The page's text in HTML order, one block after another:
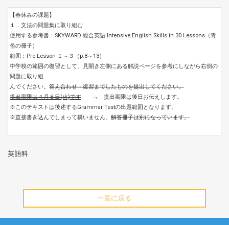
【春休みの課題】
１．文法の問題集に取り組む
使用する参考書：SKYWARD 総合英語 Intensive English Skills in 30 Lessons（青
色の冊子）
範囲：Pre-Lesson １～３（p.8～13）
中学校の範囲の復習として、見開き左側にある解説ページを参考にしながら右側の
問題に取り組
んでください。 答え合わせ・復習までしたものを提出してください。
提出期限は４月８日(火)です → 提出期限は後日お伝えします。
※このテキストは後述するGrammar Testの出題範囲となります。
※直接書き込んでしまって構いません。 解答冊子は別になっています。
英語科
一覧に戻る